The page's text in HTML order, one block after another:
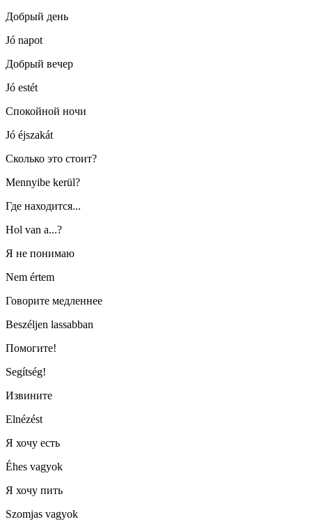
Добрый день
Jó napot
Добрый вечер
Jó estét
Спокойной ночи
Jó éjszakát
Сколько это стоит?
Mennyibe kerül?
Где находится...
Hol van a...?
Я не понимаю
Nem értem
Говорите медленнее
Beszéljen lassabban
Помогите!
Segítség!
Извините
Elnézést
Я хочу есть
Éhes vagyok
Я хочу пить
Szomjas vagyok